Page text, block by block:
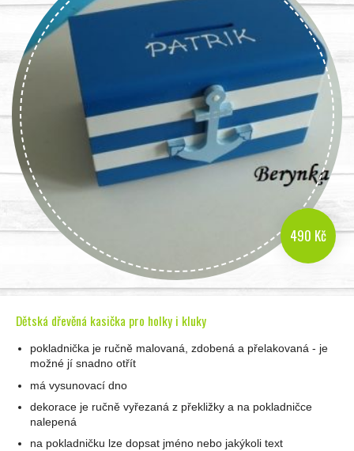
490 Kč
Dětská dřevěná kasička pro holky i kluky
pokladnička je ručně malovaná, zdobená a přelakovaná - je
možné jí snadno otřít
má vysunovací dno
dekorace je ručně vyřezaná z překližky a na pokladničce
nalepená
na pokladničku lze dopsat jméno nebo jakýkoli text